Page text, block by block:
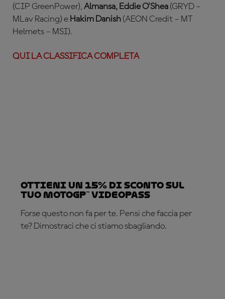
(CIP GreenPower), Almansa, Eddie O'Shea (GRYD –
MLav Racing) e Hakim Danish (AEON Credit – MT
Helmets – MSI).
QUI LA CLASSIFICA COMPLETA
Ottieni un 15% di sconto sul
tuo MotoGP™ VideoPass
Forse questo non fa per te. Pensi che faccia per
te? Dimostraci che ci stiamo sbagliando.